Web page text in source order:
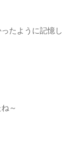
たように記憶し
～